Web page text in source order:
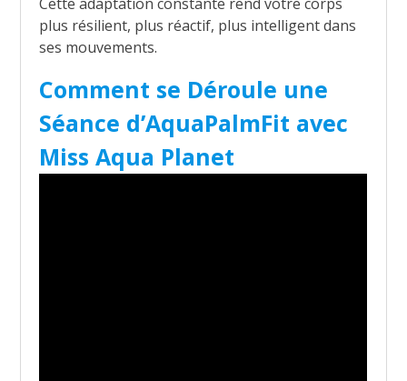
plus résilient, plus réactif, plus intelligent dans
ses mouvements.
Comment se Déroule une
Séance d’AquaPalmFit avec
Miss Aqua Planet